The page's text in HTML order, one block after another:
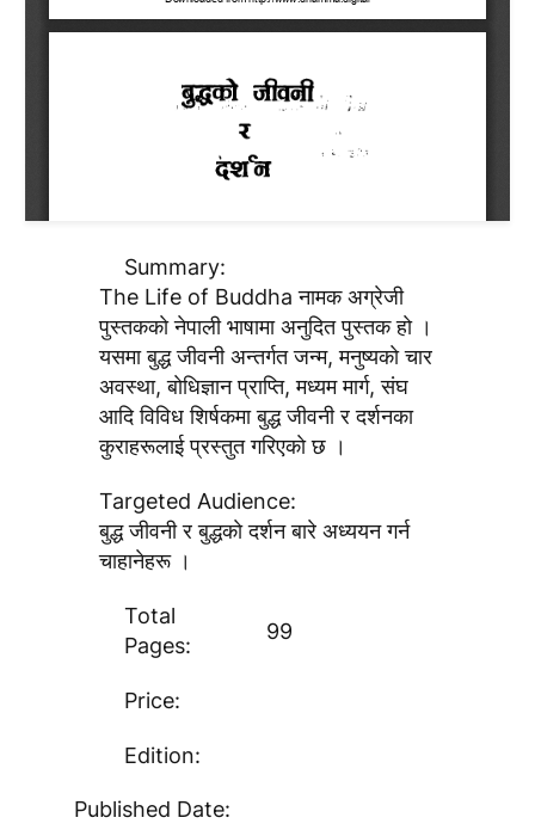
Summary:
The Life of Buddha नामक अग्रेजी
पुस्तककाे नेपाली भाषामा अनुदित पुस्तक हाे ।
यसमा बुद्ध जीवनी अन्तर्गत जन्म, मनुष्यकाे चार
अवस्था, बाेधिज्ञान प्राप्ति, मध्यम मार्ग, संघ
आदि विविध शिर्षकमा बुद्ध जीवनी र दर्शनका
कुराहरूलाई प्रस्तुत गरिएकाे छ ।
Targeted Audience:
बुद्ध जीवनी र बुद्धकाे दर्शन बारे अध्ययन गर्न
चाहानेहरू ।
Total
Pages:
99
Price:
Edition:
Published Date: